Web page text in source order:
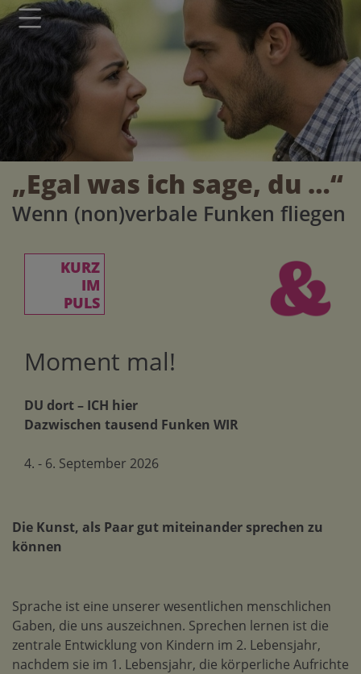
Seite durchsuchen nach ...
Barrierefreiheit Einstellungen
AAA
Kontrasteinstellungen
A A A A A
„Egal was ich sage, du …“
Wenn (non)verbale Funken fliegen
KURZ
IM
PULS
Moment mal!
DU dort – ICH hier
Dazwischen tausend Funken WIR
4. - 6. September 2026
Die Kunst, als Paar gut miteinander sprechen zu
können
Sprache ist eine unserer wesentlichen menschlichen
Gaben, die uns auszeichnen. Sprechen lernen ist die
zentrale Entwicklung von Kindern im 2. Lebensjahr,
nachdem sie im 1. Lebensjahr, die körperliche Aufrichte